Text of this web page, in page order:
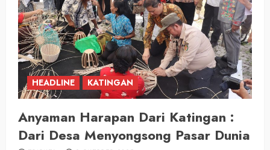
HEADLINE KATINGAN
Anyaman Harapan Dari Katingan :
Dari Desa Menyongsong Pasar Dunia